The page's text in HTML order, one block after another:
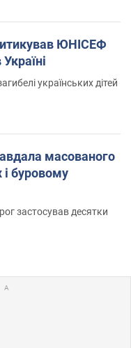
ЮНІСЕФ
українських дітей
масованого
і буровому
застосував десятки